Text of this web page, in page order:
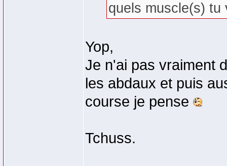
quels muscle(s) tu
Yop,
Je n'ai pas vraiment
les abdaux et puis
course je pense
Tchuss.